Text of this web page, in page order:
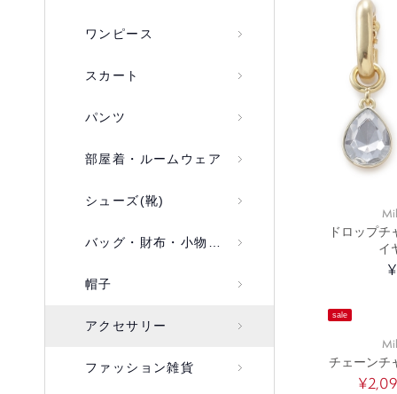
ワンピース
スカート
パンツ
部屋着・ルームウェア
シューズ(靴)
バッグ・財布・小物入れ
帽子
アクセサリー
ファッション雑貨
ドロップチ
イ
sale
チェーンチ